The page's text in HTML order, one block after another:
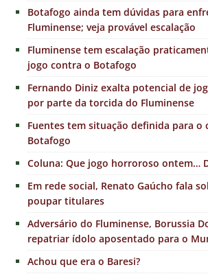
Botafogo ainda tem dúvidas para
Fluminense; veja provável escalação
Fluminense tem escalação
jogo contra o Botafogo
Fernando Diniz exalta potencial de
por parte da torcida do Fluminense
Fuentes tem situação definida para o
Botafogo
Coluna: Que jogo horroroso ontem…
Em rede social, Renato Gaúcho fala
poupar titulares
Adversário do Fluminense, Borussia
repatriar ídolo aposentado para o
Achou que era o Baresi?